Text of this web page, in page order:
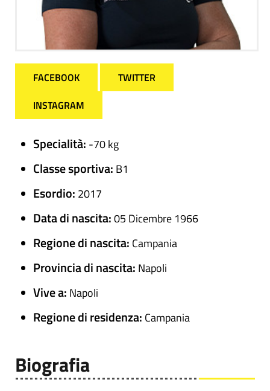
FACEBOOK
TWITTER
INSTAGRAM
Specialità: -70 kg
Classe sportiva: B1
Esordio: 2017
Data di nascita:05 Dicembre 1966
Regione di nascita: Campania
Provincia di nascita: Napoli
Vive a: Napoli
Regione di residenza: Campania
Biografia